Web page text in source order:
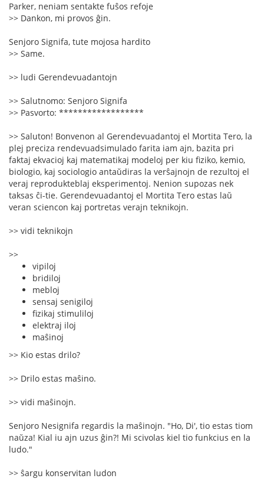
Parker, neniam sentakte fuŝos refoje
>> Dankon, mi provos ĝin.
Senjoro Signifa, tute mojosa hardito
>> Same.
>> ludi Gerendevuadantojn
>> Salutnomo: Senjoro Signifa
>> Pasvorto: ******************
>> Saluton! Bonvenon al Gerendevuadantoj el Mortita Tero, la
plej preciza rendevuadsimulado farita iam ajn, bazita pri
faktaj ekvacioj kaj matematikaj modeloj per kiu fiziko, kemio,
biologio, kaj sociologio antaŭdiras la verŝajnojn de rezultoj el
veraj reprodukteblaj eksperimentoj. Nenion supozas nek
taksas ĉi-tie. Gerendevuadantoj el Mortita Tero estas laŭ
veran sciencon kaj portretas verajn teknikojn.
>> vidi teknikojn
>>
vipiloj
bridiloj
mebloj
sensaj senigiloj
fizikaj stimuliloj
elektraj iloj
maŝinoj
>> Kio estas drilo?
>> Drilo estas maŝino.
>> vidi maŝinojn.
Senjoro Nesignifa regardis la maŝinojn. "Ho, Di', tio estas tiom
naŭza! Kial iu ajn uzus ĝin?! Mi scivolas kiel tio funkcius en la
ludo."
>> ŝargu konservitan ludon